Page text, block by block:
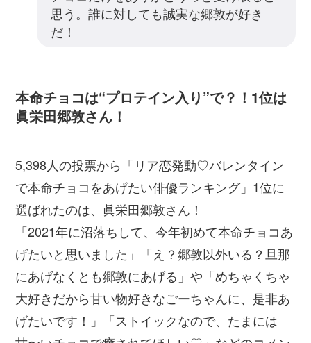
思う。誰に対しても誠実な郷敦が好き
だ！
本命チョコは“プロテイン入り”で？！1位は
眞栄田郷敦さん！
5,398人の投票から「リア恋発動♡バレンタイン
で本命チョコをあげたい俳優ランキング」1位に
選ばれたのは、眞栄田郷敦さん！
「2021年に沼落ちして、今年初めて本命チョコあ
げたいと思いました」「え？郷敦以外いる？旦那
にあげなくとも郷敦にあげる」や 「めちゃくちゃ
大好きだから甘い物好きなごーちゃんに、是非あ
げたいです！」「ストイックなので、たまには